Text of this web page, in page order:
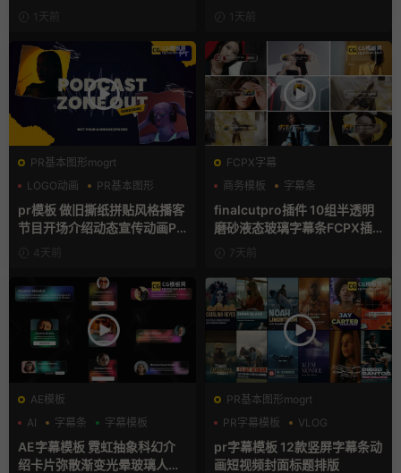
1天前
视频AE模板
1天前
PR基本图形mogrt
LOGO动画
PR基本图形
复古风
pr模板 做旧撕纸拼贴风格播客
节目开场介绍动态宣传动画PR
模版4天前
FCPX字幕
商务模板
字幕条
finalcutpro插件 10组半透明
磨砂液态玻璃字幕条FCPX插
7天前
AE模板
AI
字幕条 字幕模板
AE字幕模板 霓虹抽象科幻介
绍卡片弥散渐变光晕玻璃人名
PR基本图形mogrt
PR字幕模板
VLOG
人物介绍
pr字幕模板 12款竖屏字幕条动
画短视频封面标题排版